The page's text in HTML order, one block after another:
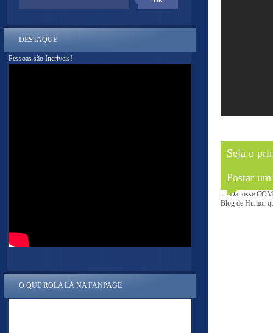
Seja o
Postar
---
Blog de Humor
DESTAQUE
Pessoas são Incríveis!
O QUE ROLA LÁ NA FANPAGE